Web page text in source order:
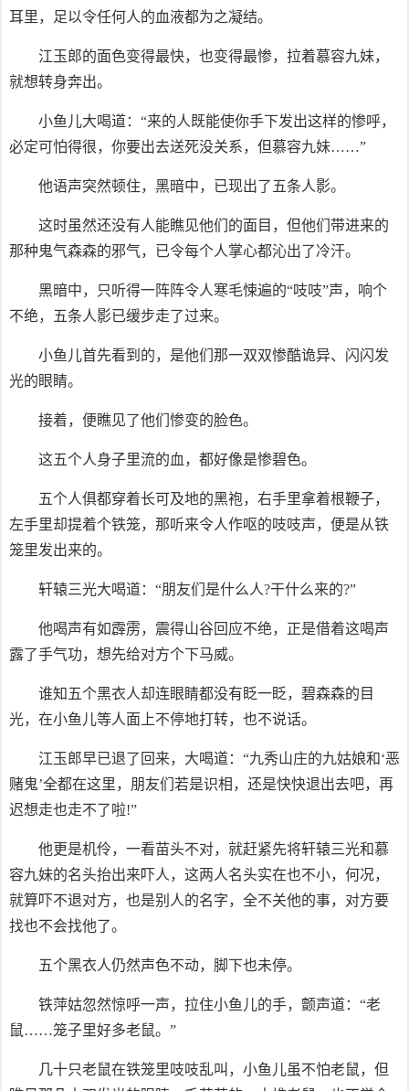
耳里，足以令任何人的血液都为之凝结。
江玉郎的面色变得最快，也变得最惨，拉着慕容九妹，
就想转身奔出。
小鱼儿大喝道：“来的人既能使你手下发出这样的惨呼，
必定可怕得很，你要出去送死没关系，但慕容九妹……”
他语声突然顿住，黑暗中，已现出了五条人影。
这时虽然还没有人能瞧见他们的面目，但他们带进来的
那种鬼气森森的邪气，已令每个人掌心都沁出了冷汗。
黑暗中，只听得一阵阵令人寒毛悚遍的“吱吱”声，响个
不绝，五条人影已缓步走了过来。
小鱼儿首先看到的，是他们那一双双惨酷诡异、闪闪发
光的眼睛。
接着，便瞧见了他们惨变的脸色。
这五个人身子里流的血，都好像是惨碧色。
五个人俱都穿着长可及地的黑袍，右手里拿着根鞭子，
左手里却提着个铁笼，那听来令人作呕的吱吱声，便是从铁
笼里发出来的。
轩辕三光大喝道：“朋友们是什么人?干什么来的?”
他喝声有如霹雳，震得山谷回应不绝，正是借着这喝声
露了手气功，想先给对方个下马威。
谁知五个黑衣人却连眼睛都没有眨一眨，碧森森的目
光，在小鱼儿等人面上不停地打转，也不说话。
江玉郎早已退了回来，大喝道：“九秀山庄的九姑娘和‘恶
赌鬼’全都在这里，朋友们若是识相，还是快快退出去吧，再
迟想走也走不了啦!”
他更是机伶，一看苗头不对，就赶紧先将轩辕三光和慕
容九妹的名头抬出来吓人，这两人名头实在也不小，何况，
就算吓不退对方，也是别人的名字，全不关他的事，对方要
找也不会找他了。
五个黑衣人仍然声色不动，脚下也未停。
铁萍姑忽然惊呼一声，拉住小鱼儿的手，颤声道：“老
鼠……笼子里好多老鼠。”
几十只老鼠在铁笼里吱吱乱叫，小鱼儿虽不怕老鼠，但